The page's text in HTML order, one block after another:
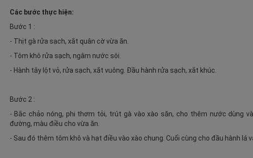
Các bước thực hiện:
Bước 1 :
- Thịt gà rửa sạch, xắt quân cờ vừa ăn.
- Tôm khô rửa sạch, ngâm nước sôi.
- Hành tây lột vỏ, rửa sạch, xắt vuông. Đầu hành rửa sạch, xắt khúc.
Bước 2 :
- Bắc chảo nóng, phi thơm tỏi, trút gà vào xào săn, cho thêm nước dùng
đường, màu điều cho vừa ăn.
- Sau đó thêm tôm khô và hạt điều vào xào chung. Cuối cùng cho đầu hành lá